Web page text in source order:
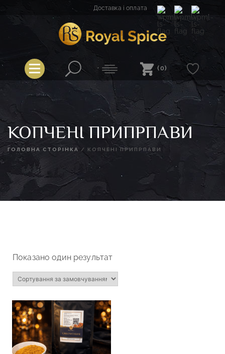
Доставка і оплата
Royal Spice
(0)
КОПЧЕНІ ПРИПРПАВИ
ГОЛОВНА СТОРІНКА / КОПЧЕНІ ПРИПРПАВИ
Показано один результат